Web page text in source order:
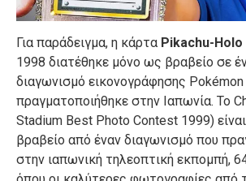
Για παράδειγμα, η κάρτα Pikachu-Holo
1998 διατέθηκε μόνο ως βραβείο σε
διαγωνισμό εικονογράφησης Pokémon
πραγματοποιήθηκε στην Ιαπωνία. Το
Stadium Best Photo Contest 1999) είναι
βραβείο από έναν διαγωνισμό που
στην ιαπωνική τηλεοπτική εκπομπή,